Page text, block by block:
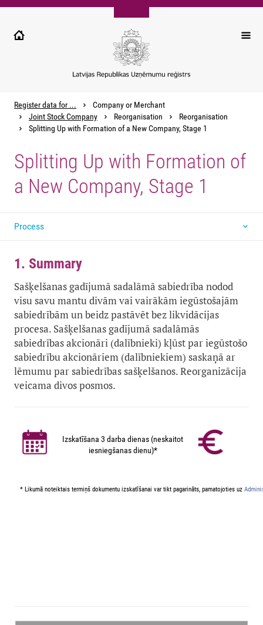
Pārlekt
galveno
Register data for ...
Company or Merchant
Joint Stock Company
Reorganisation
Reorganisation
Splitting Up with Formation of a New Company, Stage 1
Splitting Up with Formation of
a New Company, Stage 1
Process
1. Summary
Sašķelšanas gadījumā sadalāmā sabiedrība nodod
visu savu mantu divām vai vairākām iegūstošajām
sabiedrībām un beidz pastāvēt bez likvidācijas
procesa. Sašķelšanas gadījumā sadalāmās
sabiedrības akcionāri (dalībnieki) kļūst par iegūstošo
sabiedrību akcionāriem (dalībniekiem) saskaņā ar
lēmumu par sabiedrības sašķelšanos. Reorganizācija
veicama divos posmos.
Izskatīšana 3 darba dienas (neskaitot
iesniegšanas dienu)*
* Likumā noteiktais termiņš dokumentu izskatīšanai var tikt pagarināts, pamatojoties uz